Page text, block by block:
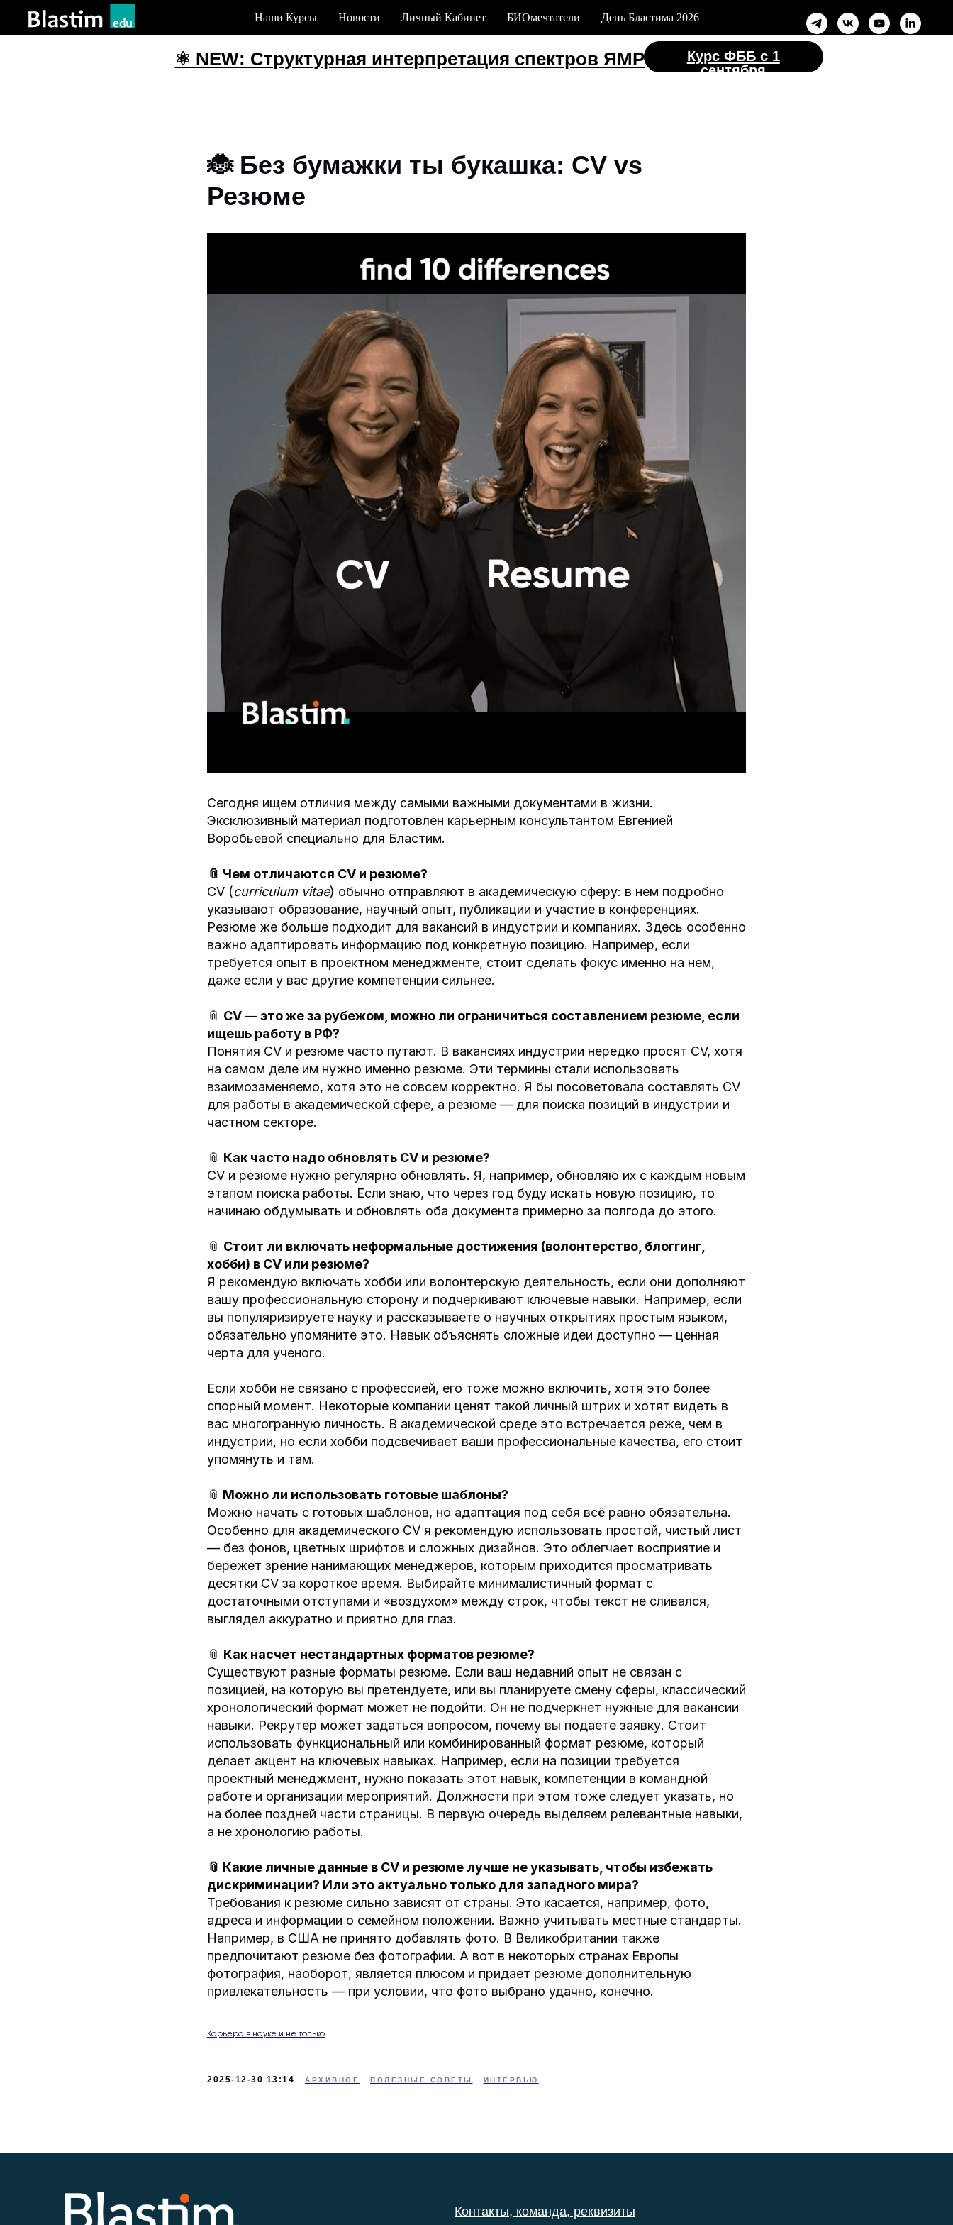
Наши Курсы Новости Личный Кабинет БИОмечтатели День Бластима 2026
⚛️ NEW: Структурная интерпретация спектров ЯМР
Курс ФББ с 1
сентября
🐞 Без бумажки ты букашка: CV vs
Резюме
Сегодня ищем отличия между самыми важными документами в жизни.
Эксклюзивный материал подготовлен карьерным консультантом Евгенией
Воробьевой специально для Бластим.
📎 Чем отличаются CV и резюме?
CV (curriculum vitae) обычно отправляют в академическую сферу: в нем подробно
указывают образование, научный опыт, публикации и участие в конференциях.
Резюме же больше подходит для вакансий в индустрии и компаниях. Здесь особенно
важно адаптировать информацию под конкретную позицию. Например, если
требуется опыт в проектном менеджменте, стоит сделать фокус именно на нем,
даже если у вас другие компетенции сильнее.
📎 CV — это же за рубежом, можно ли ограничиться составлением резюме, если
ищешь работу в РФ?
Понятия CV и резюме часто путают. В вакансиях индустрии нередко просят CV, хотя
на самом деле им нужно именно резюме. Эти термины стали использовать
взаимозаменяемо, хотя это не совсем корректно. Я бы посоветовала составлять CV
для работы в академической сфере, а резюме — для поиска позиций в индустрии и
частном секторе.
📎 Как часто надо обновлять CV и резюме?
CV и резюме нужно регулярно обновлять. Я, например, обновляю их с каждым новым
этапом поиска работы. Если знаю, что через год буду искать новую позицию, то
начинаю обдумывать и обновлять оба документа примерно за полгода до этого.
📎 Стоит ли включать неформальные достижения (волонтерство, блоггинг,
хобби) в CV или резюме?
Я рекомендую включать хобби или волонтерскую деятельность, если они дополняют
вашу профессиональную сторону и подчеркивают ключевые навыки. Например, если
вы популяризируете науку и рассказываете о научных открытиях простым языком,
обязательно упомяните это. Навык объяснять сложные идеи доступно — ценная
черта для ученого.
Если хобби не связано с профессией, его тоже можно включить, хотя это более
спорный момент. Некоторые компании ценят такой личный штрих и хотят видеть в
вас многогранную личность. В академической среде это встречается реже, чем в
индустрии, но если хобби подсвечивает ваши профессиональные качества, его стоит
упомянуть и там.
📎 Можно ли использовать готовые шаблоны?
Можно начать с готовых шаблонов, но адаптация под себя всё равно обязательна.
Особенно для академического CV я рекомендую использовать простой, чистый лист
— без фонов, цветных шрифтов и сложных дизайнов. Это облегчает восприятие и
бережет зрение нанимающих менеджеров, которым приходится просматривать
десятки CV за короткое время. Выбирайте минималистичный формат с
достаточными отступами и «воздухом» между строк, чтобы текст не сливался,
выглядел аккуратно и приятно для глаз.
📎 Как насчет нестандартных форматов резюме?
Существуют разные форматы резюме. Если ваш недавний опыт не связан с
позицией, на которую вы претендуете, или вы планируете смену сферы, классический
хронологический формат может не подойти. Он не подчеркнет нужные для вакансии
навыки. Рекрутер может задаться вопросом, почему вы подаете заявку. Стоит
использовать функциональный или комбинированный формат резюме, который
делает акцент на ключевых навыках. Например, если на позиции требуется
проектный менеджмент, нужно показать этот навык, компетенции в командной
работе и организации мероприятий. Должности при этом тоже следует указать, но
на более поздней части страницы. В первую очередь выделяем релевантные навыки,
а не хронологию работы.
📎 Какие личные данные в CV и резюме лучше не указывать, чтобы избежать
дискриминации? Или это актуально только для западного мира?
Требования к резюме сильно зависят от страны. Это касается, например, фото,
адреса и информации о семейном положении. Важно учитывать местные стандарты.
Например, в США не принято добавлять фото. В Великобритании также
предпочитают резюме без фотографии. А вот в некоторых странах Европы
фотография, наоборот, является плюсом и придает резюме дополнительную
привлекательность — при условии, что фото выбрано удачно, конечно.
Карьера в науке и не только
2025-12-30 13:14 АРХИВНОЕ ПОЛЕЗНЫЕ СОВЕТЫ ИНТЕРВЬЮ
Контакты, команда, реквизиты